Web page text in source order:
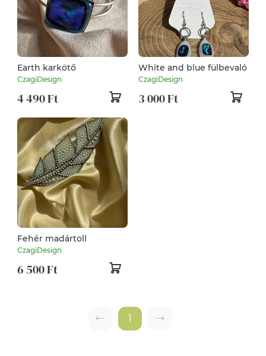
Earth karkötő
CzagiDesign
4 490 Ft
White and blue fülbevaló
CzagiDesign
3 000 Ft
Fehér madártoll
CzagiDesign
6 500 Ft
1